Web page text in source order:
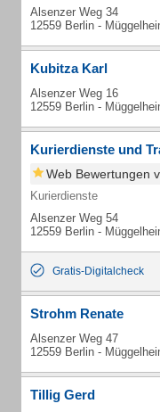
Alsenzer Weg 34
12559 Berlin -
Kubitza Karl
Alsenzer Weg 16
12559 Berlin -
Kurierdienste und
Web Bewertungen
Kurierdienste
Alsenzer Weg 54
12559 Berlin -
Gratis-Digitalcheck
Strohm Renate
Alsenzer Weg 47
12559 Berlin -
Tillig Gerd